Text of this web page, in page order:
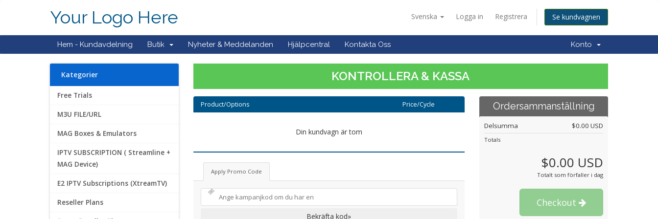
Svenska Logga in Registrera Se kundvagnen
Your Logo Here
Hem - Kundavdelning Butik Nyheter & Meddelanden Hjälpcentral Kontakta Oss Konto
KONTROLLERA & KASSA
Kategorier
Free Trials
M3U FILE/URL
MAG Boxes & Emulators
IPTV SUBSCRIPTION ( Streamline +
MAG Device)
E2 IPTV Subscriptions (XtreamTV)
Reseller Plans
Product/Options Price/Cycle
Din kundvagn är tom
Apply Promo Code
Bekräfta kod»
Ordersammanställning
Delsumma $0.00 USD
Totals
$0.00 USD
Totalt som förfaller i dag
Checkout